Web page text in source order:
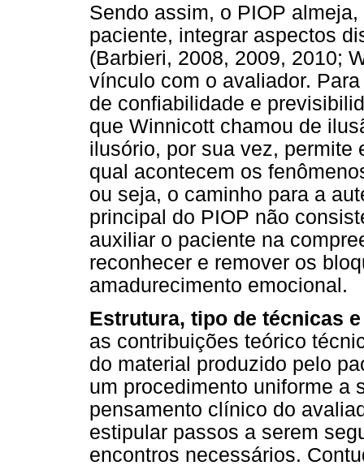
Sendo assim, o PIOP
paciente, integrar aspectos
(Barbieri, 2008, 2009, 2010;
vínculo com o avaliador.
de confiabilidade e
que Winnicott chamou de
ilusório, por sua vez, permite
qual acontecem os
ou seja, o caminho para a
principal do PIOP não
auxiliar o paciente na
reconhecer e remover os
amadurecimento emocional.
Estrutura, tipo de técnicas
as contribuições teórico
do material produzido pelo
um procedimento uniforme a
pensamento clínico do
estipular passos a serem
encontros necessários.